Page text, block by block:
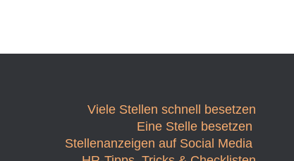
Viele Stellen schnell besetzen
Eine Stelle besetzen
Stellenanzeigen auf Social Media